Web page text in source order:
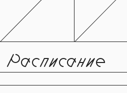
Расписание